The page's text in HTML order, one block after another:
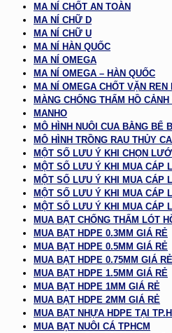
MA NÍ CHỐT AN TOÀN
MA NÍ CHỮ D
MA NÍ CHỮ U
MA NÍ HÀN QUỐC
MA NÍ OMEGA
MA NÍ OMEGA – HÀN QUỐC
MA NÍ OMEGA CHỐT VẶN REN
MÀNG CHỐNG THẤM HỒ CẢNH
MANHO
MÔ HÌNH NUÔI CUA BẰNG BỂ
MÔ HÌNH TRỒNG RAU THỦY
MỘT SỐ LƯU Ý KHI CHỌN
MỘT SỐ LƯU Ý KHI MUA CÁP
MỘT SỐ LƯU Ý KHI MUA CÁP
MỘT SỐ LƯU Ý KHI MUA CÁP
MỘT SỐ LƯU Ý KHI MUA CÁP
MUA BẠT CHỐNG THẤM LÓT
MUA BẠT HDPE 0.3MM GIÁ RẺ
MUA BẠT HDPE 0.5MM GIÁ RẺ
MUA BẠT HDPE 0.75MM GIÁ RẺ
MUA BẠT HDPE 1.5MM GIÁ RẺ
MUA BẠT HDPE 1MM GIÁ RẺ
MUA BẠT HDPE 2MM GIÁ RẺ
MUA BẠT NHỰA HDPE TẠI
MUA BẠT NUÔI CÁ TPHCM